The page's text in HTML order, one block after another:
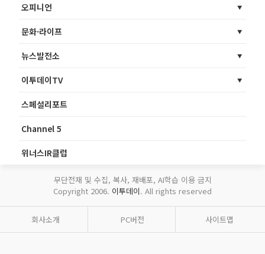
오피니언
문화·라이프
뉴스발전소
이투데이TV
스페셜리포트
Channel 5
위너스IR클럽
무단전재 및 수집, 복사, 재배포, AI학습 이용 금지
Copyright 2006. 이투데이. All rights reserved
회사소개 PC버전 사이트맵